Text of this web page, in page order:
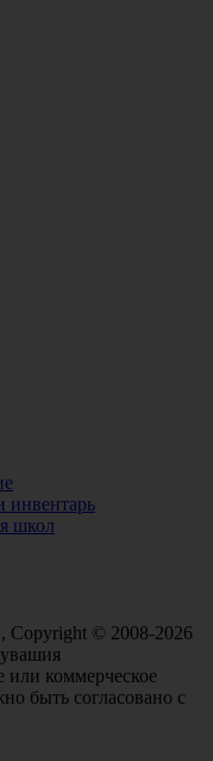
инвентарь
школ
Copyright © 2008-2026
или коммерческое
быть согласовано с